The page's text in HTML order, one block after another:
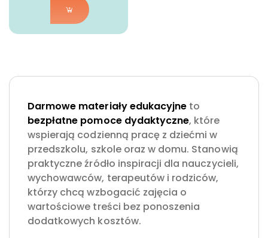
Darmowe materiały edukacyjne to
bezpłatne pomoce dydaktyczne, które
wspierają codzienną pracę z dziećmi w
przedszkolu, szkole oraz w domu. Stanowią
praktyczne źródło inspiracji dla nauczycieli,
wychowawców, terapeutów i rodziców,
którzy chcą wzbogacić zajęcia o
wartościowe treści bez ponoszenia
dodatkowych kosztów.